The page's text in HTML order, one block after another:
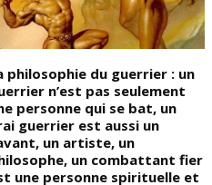
philosophie du guerrier : un
n’est pas seulement
personne qui se bat, un
guerrier est aussi un
un artiste, un
un combattant fier
une personne spirituelle et